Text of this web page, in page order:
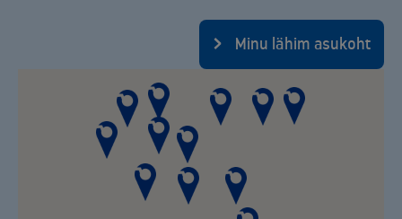
Minu lähim asukoht